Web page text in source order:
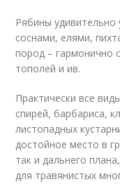
Рябины удивительно
соснами, елями,
пород – гармонично
тополей и ив.
Практически все
спирей, барбариса,
листопадных
достойное место в
так и дальнего
для травянистых